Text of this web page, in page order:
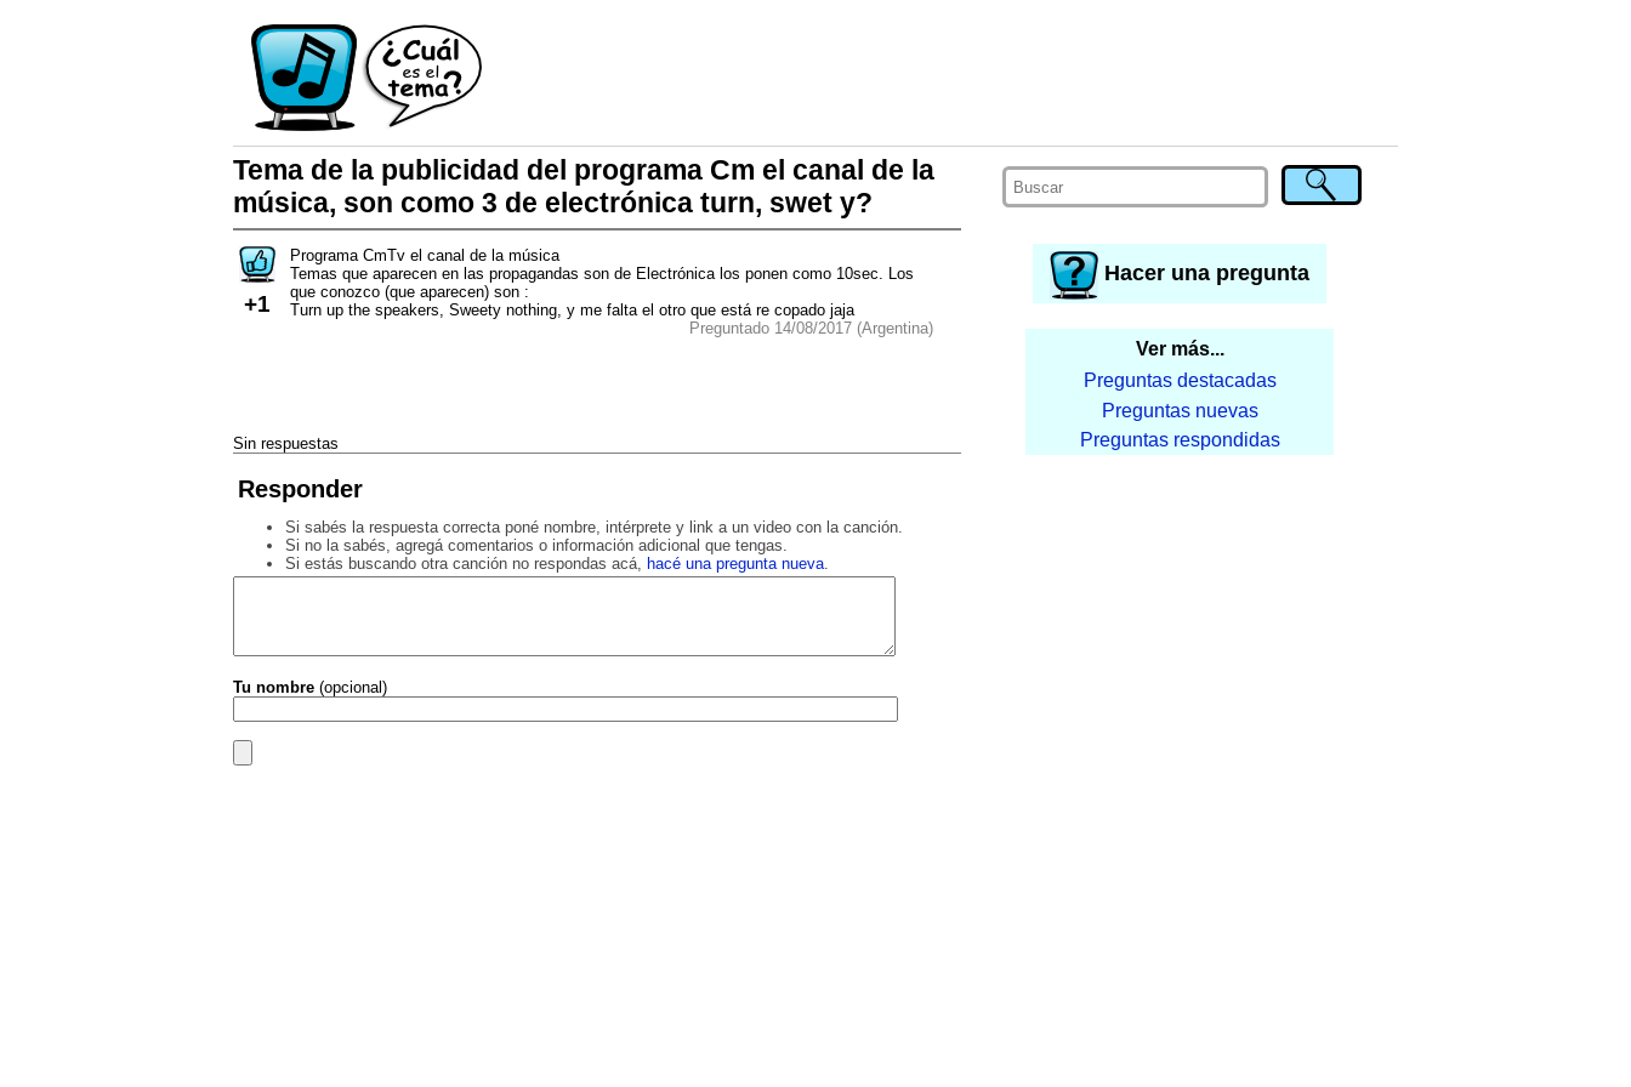
Hacer una pregunta
Ver más...
Preguntas destacadas
Preguntas nuevas
Preguntas respondidas
Tema de la publicidad del programa Cm el canal de la
música, son como 3 de electrónica turn, swet y?
+1
Programa CmTv el canal de la música
Temas que aparecen en las propagandas son de Electrónica los ponen como 10sec. Los
que conozco (que aparecen) son :
Turn up the speakers, Sweety nothing, y me falta el otro que está re copado jaja
Preguntado 14/08/2017 (Argentina)
Sin respuestas
Responder
Si sabés la respuesta correcta poné nombre, intérprete y link a un video con la canción.
Si no la sabés, agregá comentarios o información adicional que tengas.
Si estás buscando otra canción no respondas acá, hacé una pregunta nueva.
Tu nombre (opcional)